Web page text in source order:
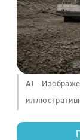
AI